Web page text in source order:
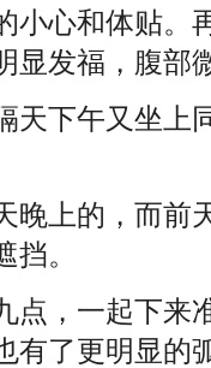
小心和体贴。
显发福，腹部
下午又坐上
上的，而前
。
，一起下来
有了更明显的